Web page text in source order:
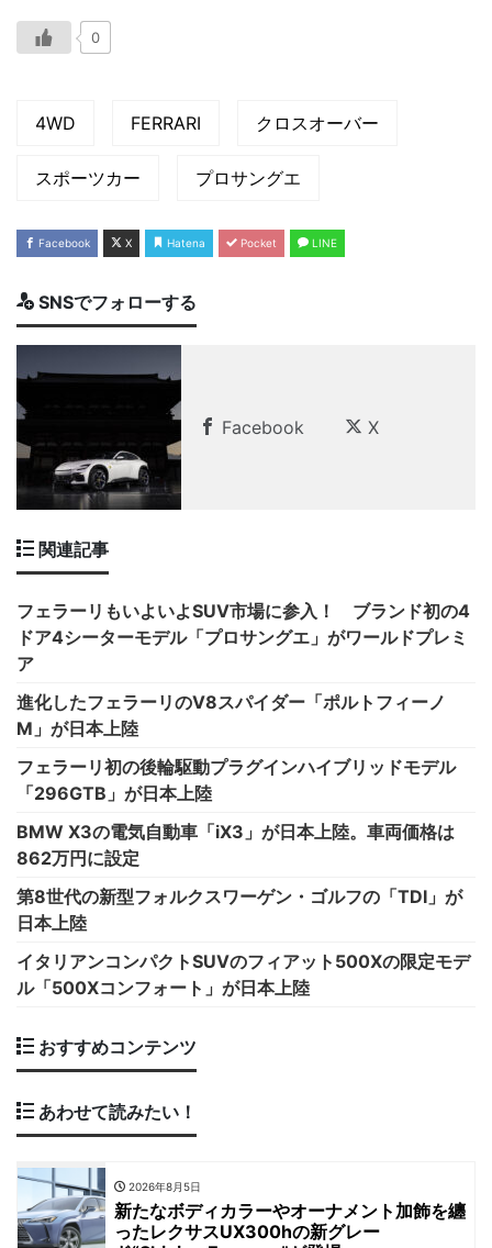
0
4WD FERRARI クロスオーバー
スポーツカー プロサングエ
Facebook X Hatena Pocket LINE
SNSでフォローする
Facebook X
関連記事
フェラーリもいよいよSUV市場に参入！ ブランド初の4
ドア4シーターモデル「プロサングエ」がワールドプレミ
ア
進化したフェラーリのV8スパイダー「ポルトフィーノ
M」が日本上陸
フェラーリ初の後輪駆動プラグインハイブリッドモデル
「296GTB」が日本上陸
BMW X3の電気自動車「iX3」が日本上陸。車両価格は
862万円に設定
第8世代の新型フォルクスワーゲン・ゴルフの「TDI」が
日本上陸
イタリアンコンパクトSUVのフィアット500Xの限定モデ
ル「500Xコンフォート」が日本上陸
おすすめコンテンツ
あわせて読みたい！
2026年8月5日
新たなボディカラーやオーナメント加飾を纏
ったレクサスUX300hの新グレー